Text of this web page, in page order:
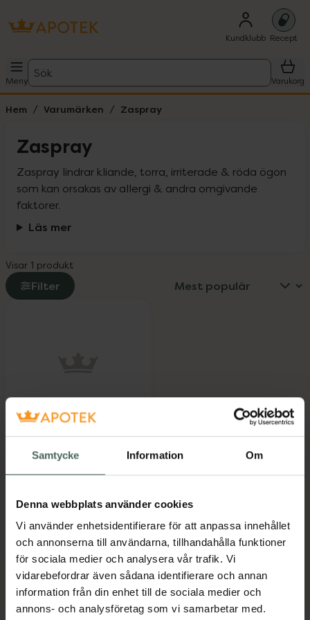
Samtycke Information Om
Denna webbplats använder cookies
Vi använder enhetsidentifierare för att anpassa innehållet
och annonserna till användarna, tillhandahålla funktioner
för sociala medier och analysera vår trafik. Vi
vidarebefordrar även sådana identifierare och annan
information från din enhet till de sociala medier och
annons- och analysföretag som vi samarbetar med.
Kundklubb Recept
Meny
Sök
Varukorg
Hem Varumärken Zaspray
Zaspray
Zaspray lindrar kliande, torra, irriterade & röda ögon
som kan orsakas av allergi & andra omgivande
faktorer.
Läs mer
Visar 1 produkt
Filter
ZASPRAY Théa
ögon 10 ml
Medicinsteknisk produkt
Pris online
175 kr
KöpZASPRAY Théa, 175 kr.
Kronans Apotek finns här för dig. Du hittar oss från Skåne i